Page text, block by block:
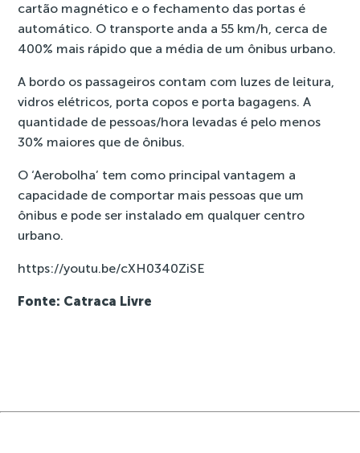
cartão magnético e o fechamento das portas é
automático. O transporte anda a 55 km/h, cerca de
400% mais rápido que a média de um ônibus urbano.
A bordo os passageiros contam com luzes de leitura,
vidros elétricos, porta copos e porta bagagens. A
quantidade de pessoas/hora levadas é pelo menos
30% maiores que de ônibus.
O ‘Aerobolha’ tem como principal vantagem a
capacidade de comportar mais pessoas que um
ônibus e pode ser instalado em qualquer centro
urbano.
https://youtu.be/cXH0340ZiSE
Fonte: Catraca Livre